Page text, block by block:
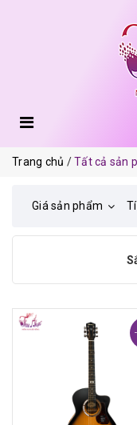
Trang chủ Tất cả sản
Giá sản phẩm